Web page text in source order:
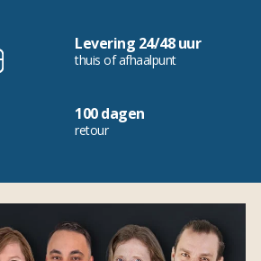
Levering 24/48 uur
thuis of afhaalpunt
100 dagen
retour